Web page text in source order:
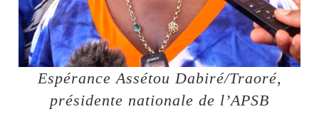
Espérance Assétou Dabiré/Traoré,
présidente nationale de l’APSB